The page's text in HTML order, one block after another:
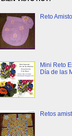
Reto
Mini Reto
Día de las
Retos